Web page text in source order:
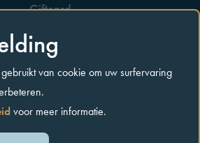
Giftcard
Huisreglement
Allergenen
Contact
Cookiebeleid
van cookie om uw surfervaring
voor meer informatie.